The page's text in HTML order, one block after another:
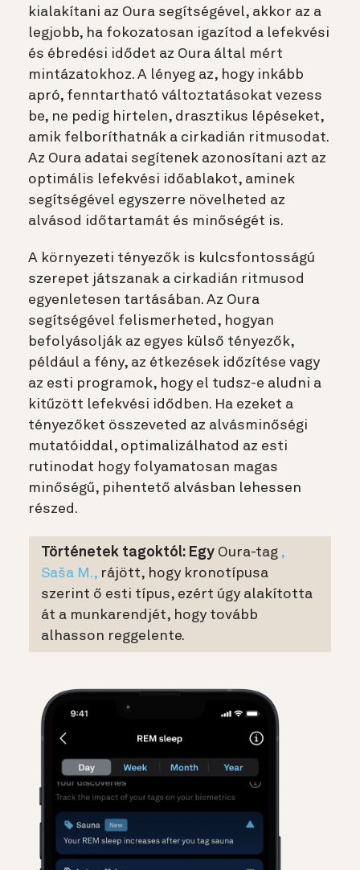
kialakítani az Oura segítségével, akkor az a
legjobb, ha fokozatosan igazítod a lefekvési
és ébredési idődet az Oura által mért
mintázatokhoz. A lényeg az, hogy inkább
apró, fenntartható változtatásokat vezess
be, ne pedig hirtelen, drasztikus lépéseket,
amik felboríthatnák a cirkadián ritmusodat.
Az Oura adatai segítenek azonosítani azt az
optimális lefekvési időablakot, aminek
segítségével egyszerre növelheted az
alvásod időtartamát és minőségét is.
A környezeti tényezők is kulcsfontosságú
szerepet játszanak a cirkadián ritmusod
egyenletesen tartásában. Az Oura
segítségével felismerheted, hogyan
befolyásolják az egyes külső tényezők,
például a fény, az étkezések időzítése vagy
az esti programok, hogy el tudsz-e aludni a
kitűzött lefekvési idődben. Ha ezeket a
tényezőket összeveted az alvásminőségi
mutatóiddal, optimalizálhatod az esti
rutinodat hogy folyamatosan magas
minőségű, pihentető alvásban lehessen
részed.
Történetek tagoktól: Egy Oura-tag ,
Saša M., rájött, hogy kronotípusa
szerint ő esti típus, ezért úgy alakította
át a munkarendjét, hogy tovább
alhasson reggelente.